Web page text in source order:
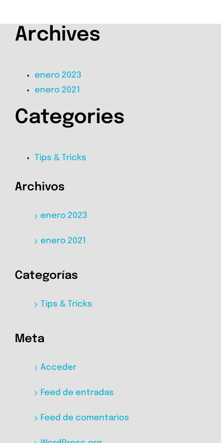
Archives
enero 2023
enero 2021
Categories
Tips & Tricks
Archivos
enero 2023
enero 2021
Categorías
Tips & Tricks
Meta
Acceder
Feed de entradas
Feed de comentarios